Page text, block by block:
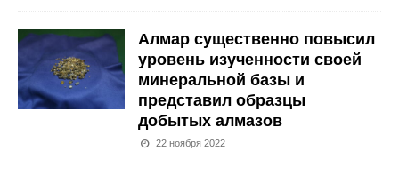
Алмар существенно повысил
уровень изученности своей
минеральной базы и
представил образцы
добытых алмазов
22 ноября 2022